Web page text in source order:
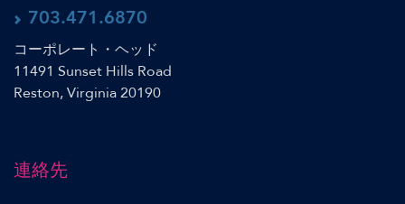
703.471.6870
コーポレート・ヘッド
11491 Sunset Hills Road
Reston, Virginia 20190
連絡先